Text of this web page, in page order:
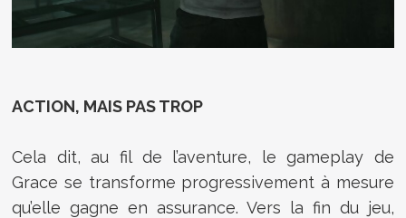
ACTION, MAIS PAS TROP
Cela dit, au fil de l’aventure, le gameplay de
Grace se transforme progressivement à mesure
qu’elle gagne en assurance. Vers la fin du jeu,